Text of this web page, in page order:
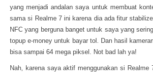
yang menjadi andalan saya untuk membuat
sama si Realme 7 ini karena dia ada fitur
NFC yang berguna banget untuk saya yang
topup e-money untuk bayar tol. Dan hasil
bisa sampai 64 mega piksel. Not bad lah ya!
Nah, karena saya aktif menggunakan si Realme